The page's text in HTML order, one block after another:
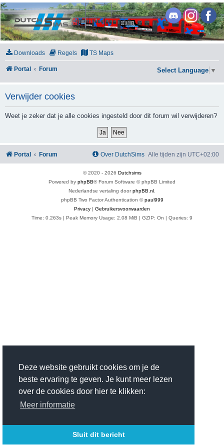
Deze website gebruikt cookies om je de
beste ervaring te geven. Je kunt meer lezen
over de cookies door hier te klikken:
Meer informatie
Sluit dit bericht
DutchSims
Downloads Regels TS Maps
Portal Forum Select Language ▼
Verwijder cookies
Weet je zeker dat je alle cookies ingesteld door dit forum wil verwijderen?
Portal Forum Alle tijden zijn UTC+02:00
Over DutchSims
© 2020 - 2026 Dutchsims
Powered by phpBB® Forum Software © phpBB Limited
Nederlandse vertaling doorphpBB.nl
phpBB Two Factor Authentication ©paul999
Privacy | Gebruikersvoorwaarden
Time: 0.263s | Peak Memory Usage: 2.08 MiB | GZIP: On | Queries: 9